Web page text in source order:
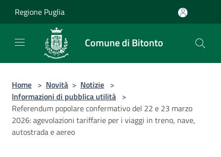
Regione Puglia
Comune di Bitonto
Home > Novità > Notizie >
Informazioni di pubblica utilità >
Referendum popolare confermativo del 22 e 23 marzo
2026: agevolazioni tariffarie per i viaggi in treno, nave,
autostrada e aereo